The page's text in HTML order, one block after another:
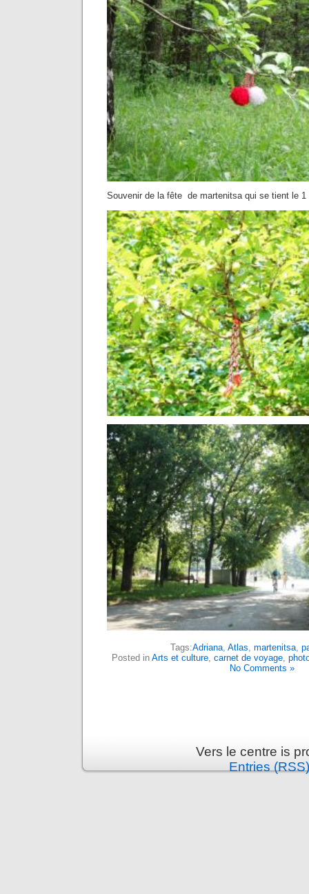
Souvenir de la fête de martenitsa qui se tient le 1
Tags:Adriana, Atlas martenitsa,
Posted in Arts et culture, carnet de voyage,
No Comments »
Vers le centre is
Entries (RSS)